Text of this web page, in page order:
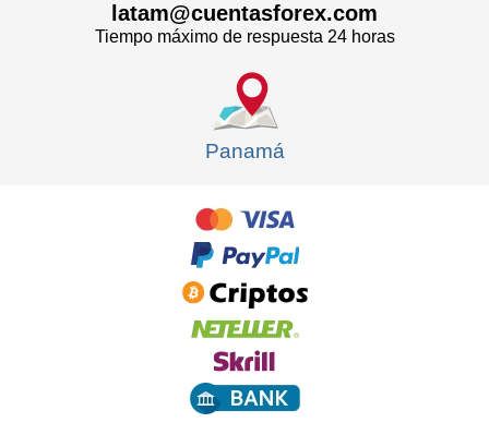
latam@cuentasforex.com
Tiempo máximo de respuesta 24 horas
Panamá